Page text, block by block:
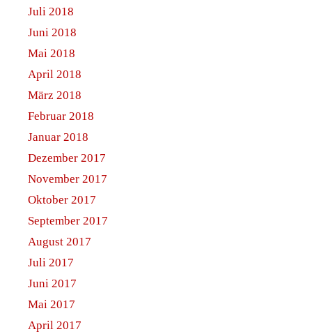
Juli 2018
Juni 2018
Mai 2018
April 2018
März 2018
Februar 2018
Januar 2018
Dezember 2017
November 2017
Oktober 2017
September 2017
August 2017
Juli 2017
Juni 2017
Mai 2017
April 2017